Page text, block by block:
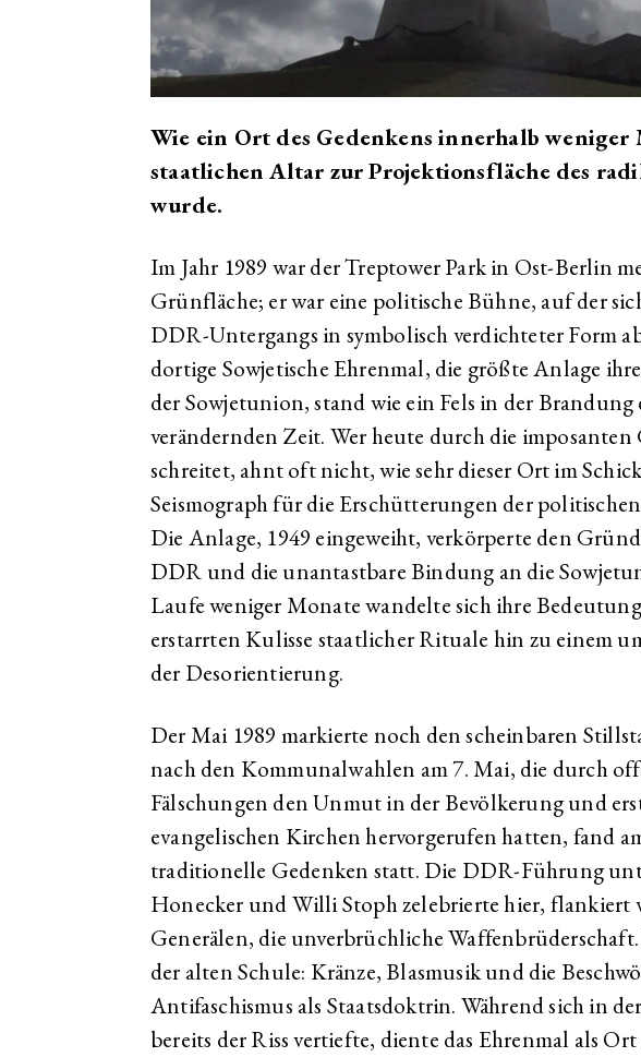
Wie ein Ort des Gedenkens innerhalb weniger
staatlichen Altar zur Projektionsfläche des
wurde.
Im Jahr 1989 war der Treptower Park in Ost-Berlin
Grünfläche; er war eine politische Bühne, auf der
DDR-Untergangs in symbolisch verdichteter Form
dortige Sowjetische Ehrenmal, die größte Anlage
der Sowjetunion, stand wie ein Fels in der Brandung
verändernden Zeit. Wer heute durch die
schreitet, ahnt oft nicht, wie sehr dieser Ort im
Seismograph für die Erschütterungen der
Die Anlage, 1949 eingeweiht, verkörperte den
DDR und die unantastbare Bindung an die
Laufe weniger Monate wandelte sich ihre
erstarrten Kulisse staatlicher Rituale hin zu einem
der Desorientierung.
Der Mai 1989 markierte noch den scheinbaren
nach den Kommunalwahlen am 7. Mai, die durch
Fälschungen den Unmut in der Bevölkerung und
evangelischen Kirchen hervorgerufen hatten, fand
traditionelle Gedenken statt. Die DDR-Führung
Honecker und Willi Stoph zelebrierte hier, flankiert
Generälen, die unverbrüchliche
der alten Schule: Kränze, Blasmusik und die
Antifaschismus als Staatsdoktrin. Während sich in
bereits der Riss vertiefte, diente das Ehrenmal als